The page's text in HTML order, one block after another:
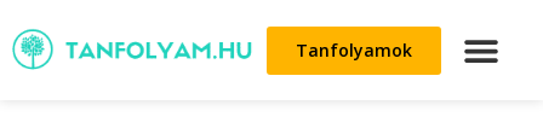
Tanfolyamok